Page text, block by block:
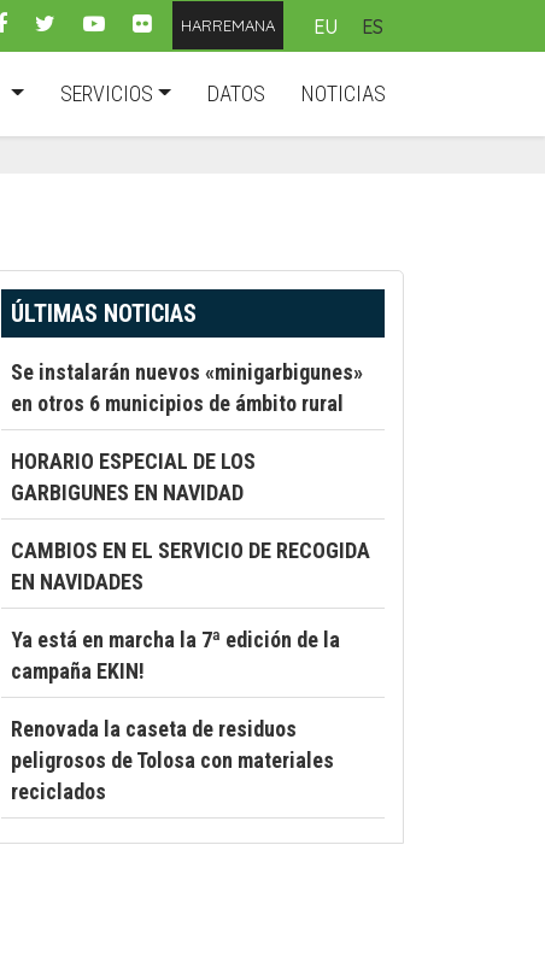
HARREMANA EU ES
SERVICIOS DATOS NOTICIAS
ÚLTIMAS NOTICIAS
Se instalarán nuevos «minigarbigunes»
en otros 6 municipios de ámbito rural
HORARIO ESPECIAL DE LOS
GARBIGUNES EN NAVIDAD
CAMBIOS EN EL SERVICIO DE RECOGIDA
EN NAVIDADES
Ya está en marcha la 7ª edición de la
campaña EKIN!
Renovada la caseta de residuos
peligrosos de Tolosa con materiales
reciclados